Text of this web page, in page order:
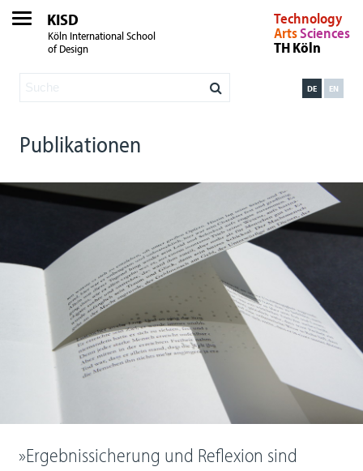
KISD
Köln International School
of Design
Technology
ArtsSciences
TH Köln
EN
DE
Publikationen
»Ergebnissicherung und Reflexion sind